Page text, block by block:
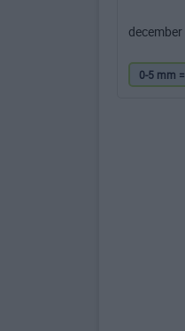
december
0-5 mm =